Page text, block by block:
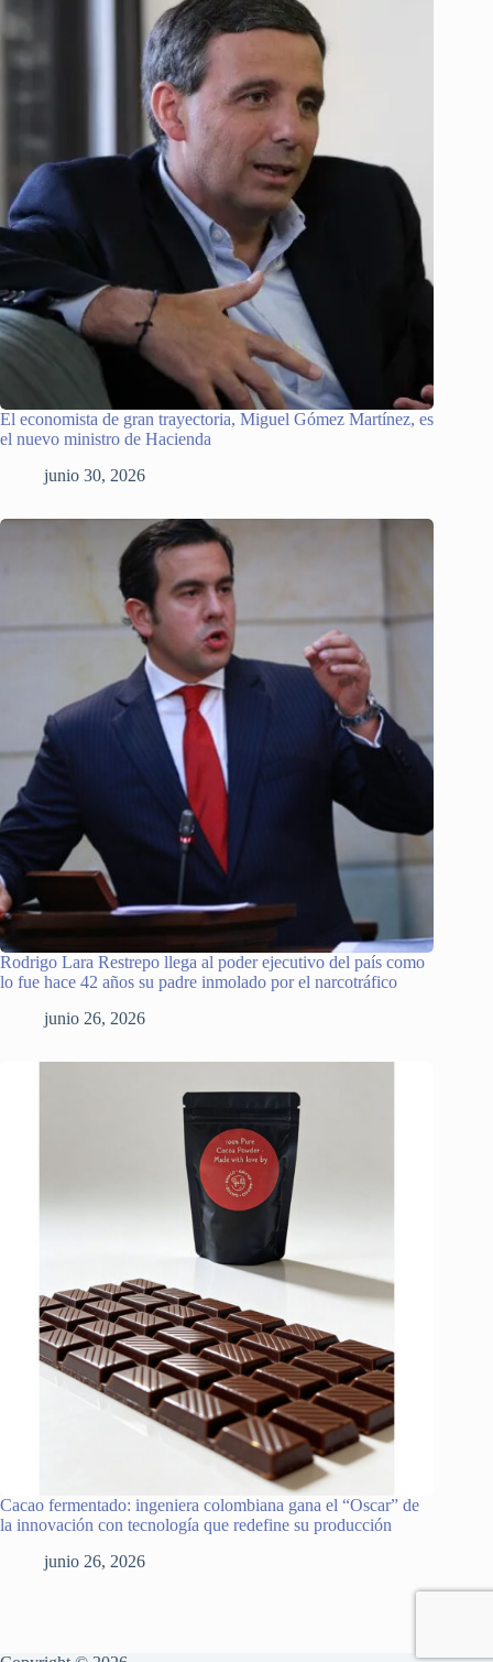
El economista de gran trayectoria, Miguel Gómez Martínez, es
el nuevo ministro de Hacienda
junio 30, 2026
Rodrigo Lara Restrepo llega al poder ejecutivo del país como
lo fue hace 42 años su padre inmolado por el narcotráfico
junio 26, 2026
Cacao fermentado: ingeniera colombiana gana el “Oscar” de
la innovación con tecnología que redefine su producción
junio 26, 2026